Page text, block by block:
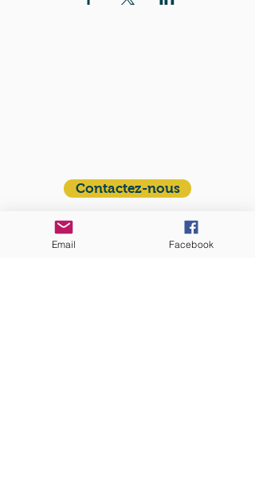
ADRESSE
Eglise St. Peter
Contactez-nous
Email Facebook